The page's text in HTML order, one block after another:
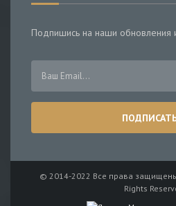
Подпишись на наши обновления
© 2014-2022 Все права
Rights